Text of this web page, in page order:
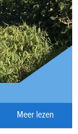
Meer lezen